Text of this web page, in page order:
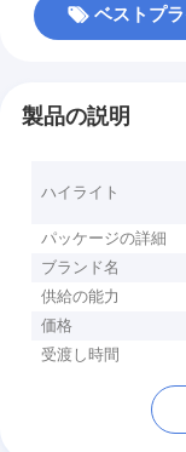
ベストプ
製品の説明
ハイライト
パッケージの詳細
ブランド名
供給の能力
価格
受渡し時間